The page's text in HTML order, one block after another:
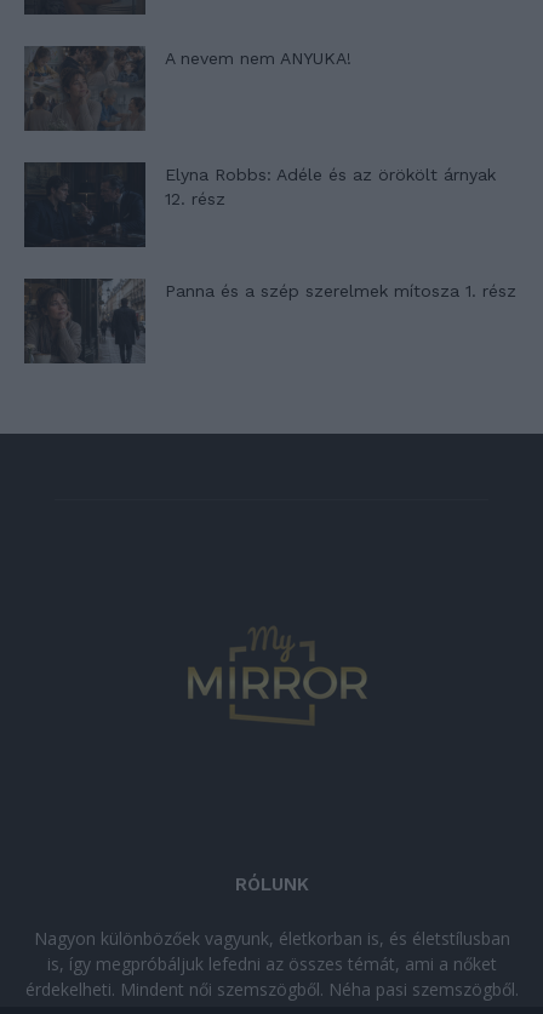
A nevem nem ANYUKA!
Elyna Robbs: Adéle és az örökölt árnyak
12. rész
Panna és a szép szerelmek mítosza 1. rész
RÓLUNK
Nagyon különbözőek vagyunk, életkorban is, és életstílusban
is, így megpróbáljuk lefedni az összes témát, ami a nőket
érdekelheti. Mindent női szemszögből. Néha pasi szemszögből.